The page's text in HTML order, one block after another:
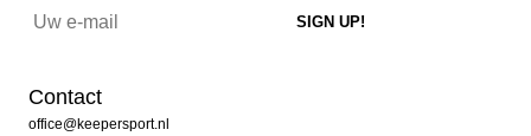
Contact
office@keepersport.nl